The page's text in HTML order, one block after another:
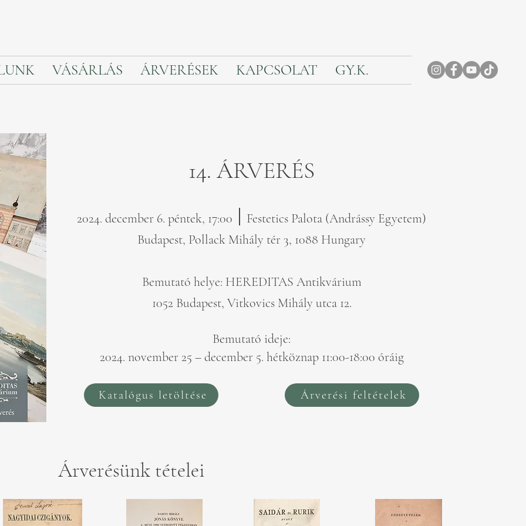
VÁSÁRLÁS ÁRVERÉSEK KAPCSOLAT GY.K.
14. ÁRVERÉS
2024. december 6. péntek, 17:00
Festetics Palota (Andrássy Egyetem)
Budapest, Pollack Mihály tér 3, 1088 Hungary
Bemutató helye: HEREDITAS Antikvárium
1052 Budapest, Vitkovics Mihály utca 12.
Bemutató ideje:
2024. november 25 – december 5. hétköznap 11:00-18:00 óráig
Katalógus letöltése Árverési feltételek
Árverésünk tételei